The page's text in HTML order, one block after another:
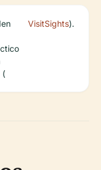
(
VisitSights).